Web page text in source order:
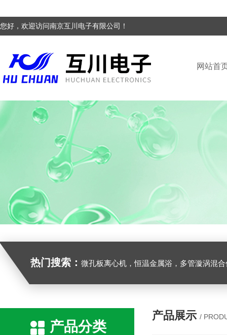
您好，欢迎访问南京互川电子有限公司！
网站首
热门搜索： 微孔板离心机，恒温金属浴，多管漩涡混合仪，梅毒旋转仪,红外线灭菌器，微孔板恒温振荡器，恒温混匀仪，水平摇床，牛奶抗生素恒
产品分类
产品展示 /